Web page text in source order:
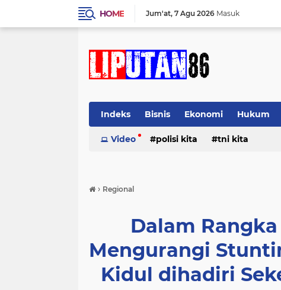
HOME Jum'at 7 Agu 2026 Masuk
Indeks Bisnis Ekonomi Hukum
Video polisi kita tni kita
› Regional
Dalam
Mengurangi
Kidul dihadiri